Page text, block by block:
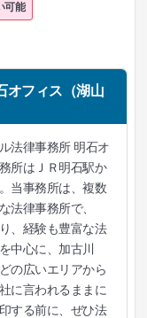
可能
オフィス（湖山
法律事務所 明石オ
所はＪＲ明石駅か
当事務所は、複数
法律事務所で、
、経験も豊富な法
中心に、加古川
の広いエリアから
に言われるままに
する前に、ぜひ法